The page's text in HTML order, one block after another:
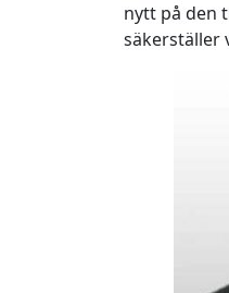
nytt på den
säkerställer